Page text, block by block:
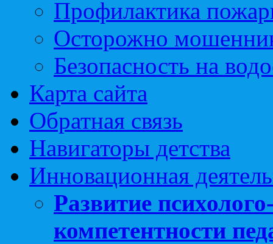
Профилактика
Осторожно
Безопасность на
Карта сайта
Обратная связь
Навигаторы детства
Инновационная
Развитие
компетентности